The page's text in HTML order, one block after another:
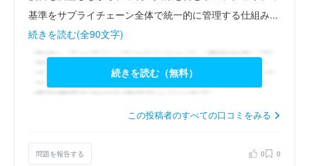
基準をサプライチェーン全体で統一的に管理する仕組み...
続きを読む(全90文字)
続きを読む（無料）
この投稿者のすべての口コミをみる
問題を報告する 0 0